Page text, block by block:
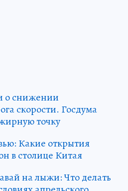
о снижении
скорости. Госдума
точку
Какие открытия
в столице Китая
на лыжи: Что делать